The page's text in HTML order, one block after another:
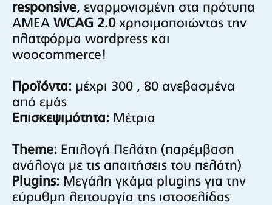
responsive, εναρμονισμένη στα πρότυπα
AMEA WCAG 2.0χρησιμοποιώντας την
πλατφόρμα wordpress και
woocommerce!
Προϊόντα: μέχρι 300 , 80 ανεβασμένα
από εμάς
Επισκεψιμότητα: Μέτρια
Theme: Επιλογή Πελάτη (παρέμβαση
ανάλογα με τις απαιτήσεις του πελάτη)
Plugins: Μεγάλη γκάμα plugins για την
εύρυθμη λειτουργία της ιστοσελίδας